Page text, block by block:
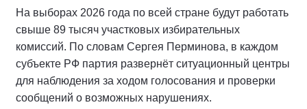
На выборах 2026 года по всей стране будут работать
свыше 89 тысяч участковых избирательных
комиссий. По словам Сергея Перминова, в каждом
субъекте РФ партия развернёт ситуационный центры
для наблюдения за ходом голосования и проверки
сообщений о возможных нарушениях.